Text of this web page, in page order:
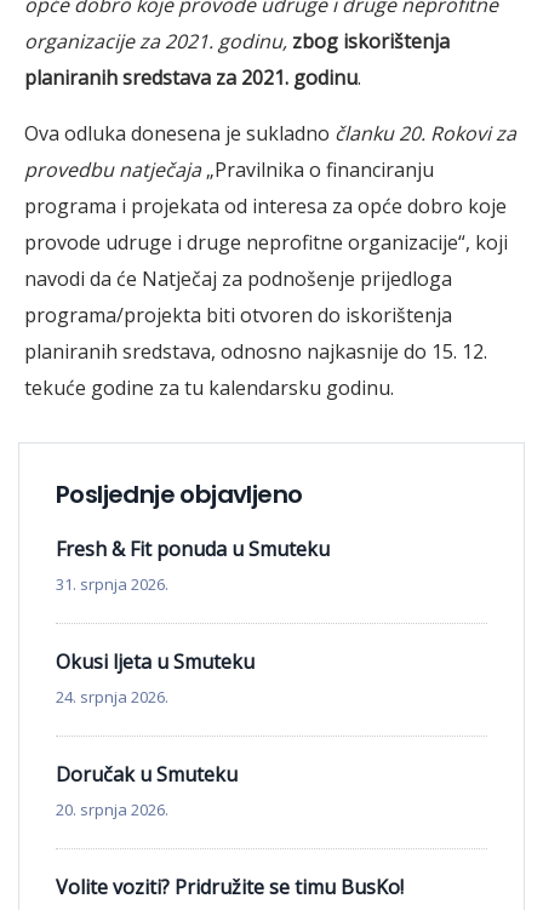
organizacije za 2021. godinu, zbog iskorištenja
planiranih sredstava za 2021. godinu.
Ova odluka donesena je sukladno članku 20. Rokovi za
provedbu natječaja„Pravilnika o financiranju
programa i projekata od interesa za opće dobro koje
provode udruge i druge neprofitne organizacije“, koji
navodi da će Natječaj za podnošenje prijedloga
programa/projekta biti otvoren do iskorištenja
planiranih sredstava, odnosno najkasnije do 15. 12.
tekuće godine za tu kalendarsku godinu.
Posljednje objavljeno
Fresh & Fit ponuda u Smuteku
31. srpnja 2026.
Okusi ljeta u Smuteku
24. srpnja 2026.
Doručak u Smuteku
20. srpnja 2026.
Volite voziti? Pridružite se timu BusKo!